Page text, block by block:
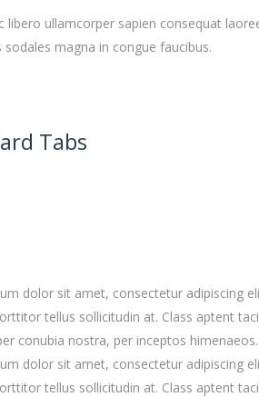
libero ullamcorper sapien consequat
sodales magna in congue faucibus.
Tabs
dolor sit amet, consectetur adipiscing
tellus sollicitudin at. Class aptent
conubia nostra, per inceptos himenaeos.
dolor sit amet, consectetur adipiscing
tellus sollicitudin at. Class aptent